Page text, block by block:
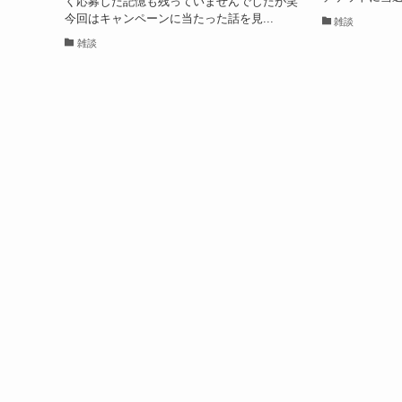
今回はキャンペーンに当たった話を見...
雑談
雑談